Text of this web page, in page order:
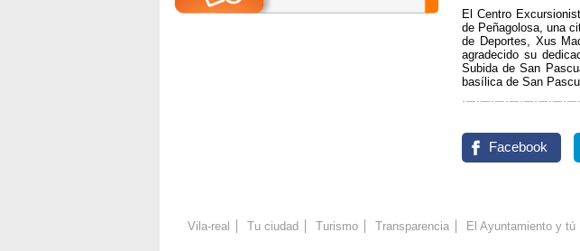
El Centro
de Peñagolosa, una
de Deportes, Xus
agradecido su
Subida de San
basílica de San
Facebook
Vila-real Tu ciudad Turismo Transparencia El Ayuntamiento y tú